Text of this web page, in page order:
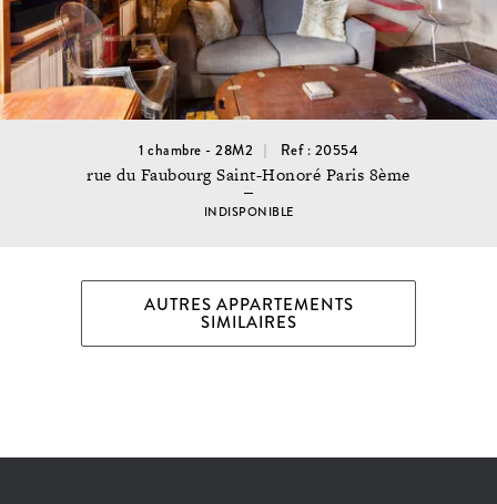
1 chambre - 28M2 Ref : 20554
rue du Faubourg Saint-Honoré Paris 8ème
INDISPONIBLE
AUTRES APPARTEMENTS
SIMILAIRES